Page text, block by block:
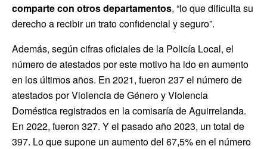
comparte con otros departamentos, “lo que dificulta su
derecho a recibir un trato confidencial y seguro”.
Además, según cifras oficiales de la Policía Local, el
número de atestados por este motivo ha ido en aumento
en los últimos años. En 2021, fueron 237 el número de
atestados por Violencia de Género y Violencia
Doméstica registrados en la comisaría de Aguirrelanda.
En 2022, fueron 327. Y el pasado año 2023, un total de
397. Lo que supone un aumento del 67,5% en el número